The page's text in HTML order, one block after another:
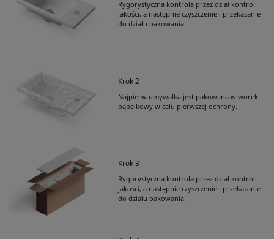
Rygorystyczna kontrola przez dział kontroli
jakości, a następnie czyszczenie i przekazanie
do działu pakowania.
Krok 2
Najpierw umywalka jest pakowana w worek
bąbelkowy w celu pierwszej ochrony.
Krok 3
Rygorystyczna kontrola przez dział kontroli
jakości, a następnie czyszczenie i przekazanie
do działu pakowania.